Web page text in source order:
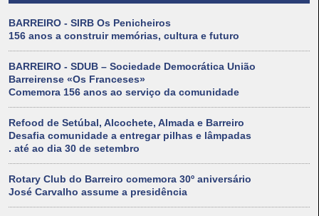
BARREIRO - SIRB Os Penicheiros
156 anos a construir memórias, cultura e futuro
BARREIRO - SDUB – Sociedade Democrática União
Barreirense «Os Franceses»
Comemora 156 anos ao serviço da comunidade
Refood de Setúbal, Alcochete, Almada e Barreiro
Desafia comunidade a entregar pilhas e lâmpadas
. até ao dia 30 de setembro
Rotary Club do Barreiro comemora 30º aniversário
José Carvalho assume a presidência